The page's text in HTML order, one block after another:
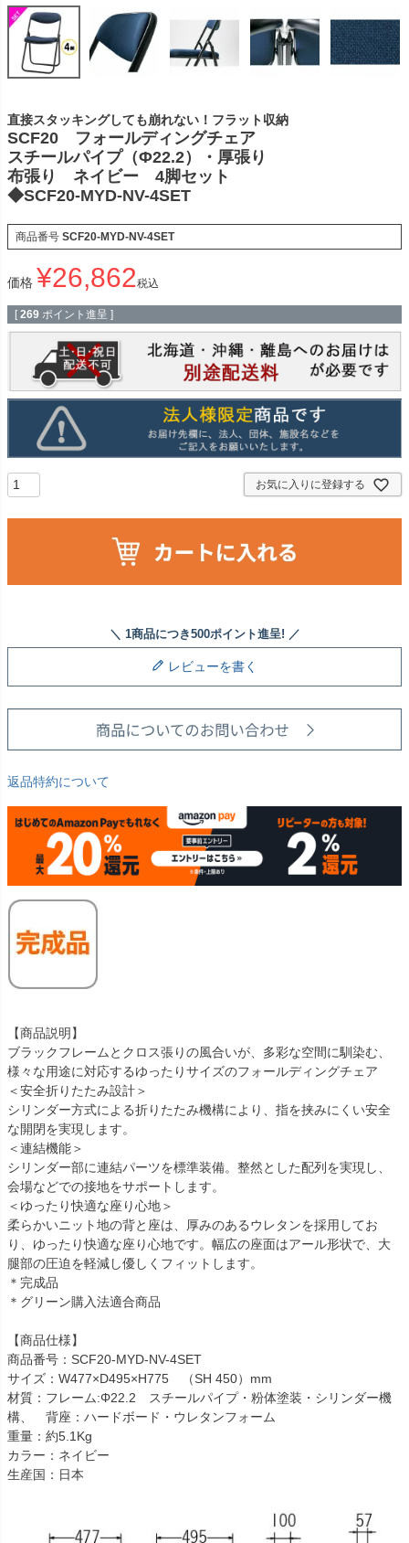
直接スタッキングしても崩れない！フラット収納
SCF20 フォールディングチェア
スチールパイプ（Φ22.2）・厚張り
布張り ネイビー 4脚セット
◆SCF20-MYD-NV-4SET
商品番号 SCF20-MYD-NV-4SET
価格 ¥26,862税込
[ 269 ポイント進呈 ]
お気に入りに登録する
レビューを書く
返品特約について
【商品説明】
ブラックフレームとクロス張りの風合いが、多彩な空間に馴染む、
様々な用途に対応するゆったりサイズのフォールディングチェア
＜安全折りたたみ設計＞
シリンダー方式による折りたたみ機構により、指を挟みにくい安全
な開閉を実現します。
＜連結機能＞
シリンダー部に連結パーツを標準装備。整然とした配列を実現し、
会場などでの接地をサポートします。
＜ゆったり快適な座り心地＞
柔らかいニット地の背と座は、厚みのあるウレタンを採用してお
り、ゆったり快適な座り心地です。幅広の座面はアール形状で、大
腿部の圧迫を軽減し優しくフィットします。
＊完成品
＊グリーン購入法適合商品
【商品仕様】
商品番号：SCF20-MYD-NV-4SET
サイズ：W477×D495×H775 （SH 450）mm
材質：フレーム:Φ22.2 スチールパイプ・粉体塗装・シリンダー機
構、 背座：ハードボード・ウレタンフォーム
重量：約5.1Kg
カラー：ネイビー
生産国：日本